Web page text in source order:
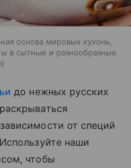
основа мировых кухонь,
в сытные и разнообразные
до нежных русских
от специй
наши
чтобы